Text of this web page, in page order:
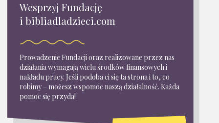
Wesprzyj Fundację
i bibliadladzieci.com
Prowadzenie Fundacji oraz realizowane przez nas
działania wymagają wielu środków finansowych i
nakładu pracy. Jeśli podoba ci się ta strona i to, co
robimy – możesz wspomóc naszą działalność. Każda
pomoc się przyda!